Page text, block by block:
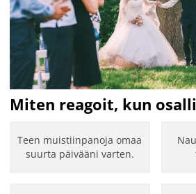
Miten reagoit, kun
Teen muistiinpanoja omaa
suurta päivääni varten.